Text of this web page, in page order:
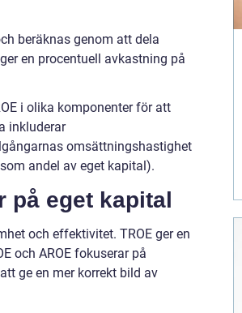
beräknas genom att dela
en procentuell avkastning på
i olika komponenter för att
inkluderar
omsättningshastighet
andel av eget kapital).
på eget kapital
och effektivitet. TROE ger en
och AROE fokuserar på
ge en mer korrekt bild av